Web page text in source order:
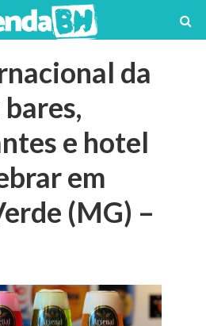
da
e hotel
em
(MG) –